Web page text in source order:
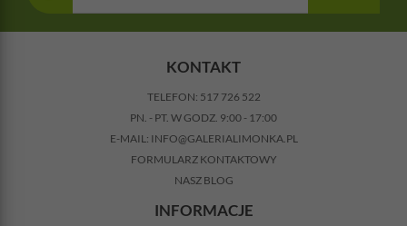
KONTAKT
TELEFON: 517 726 522
PN. - PT. W GODZ. 9:00 - 17:00
E-MAIL: INFO@GALERIALIMONKA.PL
FORMULARZ KONTAKTOWY
NASZ BLOG
INFORMACJE